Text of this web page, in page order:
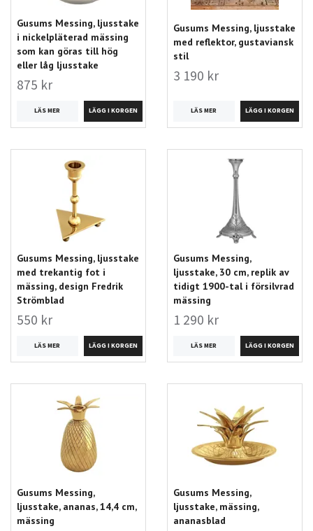
Gusums Messing, ljusstake
i nickelpläterad mässing
som kan göras till hög
eller låg ljusstake
875 kr
LÄS MER
Gusums Messing, ljusstake
med reflektor, gustaviansk
stil
3 190 kr
LÄS MER
Gusums Messing, ljusstake
med trekantig fot i
mässing, design Fredrik
Strömblad
550 kr
LÄS MER
Gusums Messing,
ljusstake, 30 cm, replik av
tidigt 1900-tal i försilvrad
mässing
1 290 kr
LÄS MER
Gusums Messing,
ljusstake, ananas, 14,4 cm,
mässing
Gusums Messing,
ljusstake, mässing,
ananasblad